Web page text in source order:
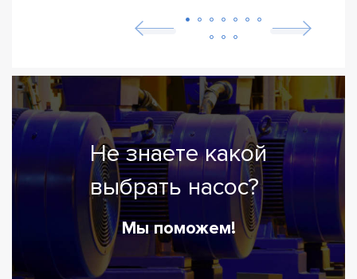
Не знаете какой
выбрать насос?
Мы поможем!